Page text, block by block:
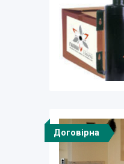
Договірна